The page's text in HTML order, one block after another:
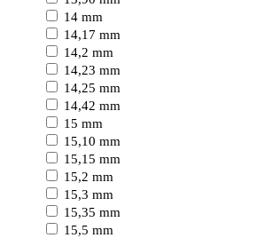
14 mm
14,17 mm
14,2 mm
14,23 mm
14,25 mm
14,42 mm
15 mm
15,10 mm
15,15 mm
15,2 mm
15,3 mm
15,35 mm
15,5 mm